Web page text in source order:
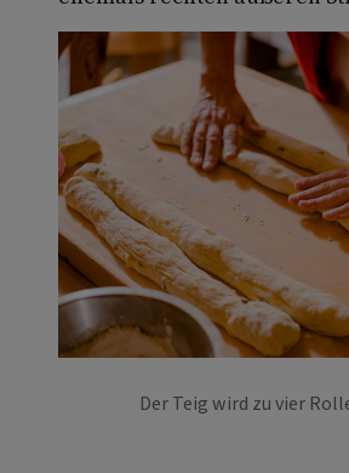
Der Teig wird zu vier